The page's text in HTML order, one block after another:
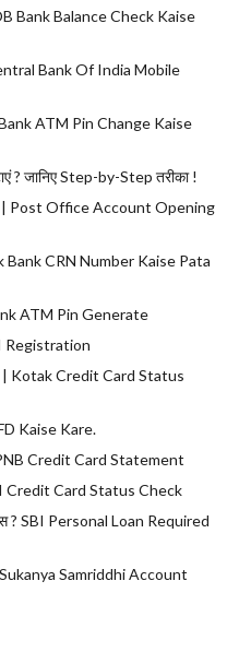
Bank Balance Check Kaise
Bank Of India Mobile
ATM Pin Change Kaise
जानिए Step-by-Step तरीका !
| Post Office Account Opening
Bank CRN Number Kaise Pata
ATM Pin Generate
Registration
| Kotak Credit Card Status
Kaise Kare.
PNB Credit Card Statement
Credit Card Status Check
? SBI Personal Loan Required
Sukanya Samriddhi Account